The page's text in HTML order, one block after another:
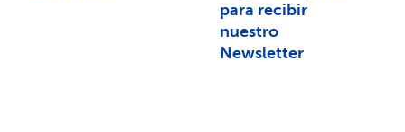
para recibir
nuestro
Newsletter